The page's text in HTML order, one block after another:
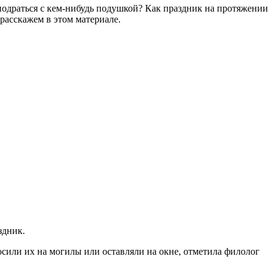
с кем-нибудь подушкой? Как праздник на протяжении
в этом материале.
их на могилы или оставляли на окне, отметила филолог